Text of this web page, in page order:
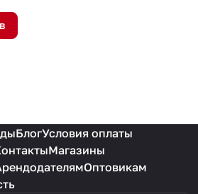
БлогУсловия оплаты
Магазины
Оптовикам